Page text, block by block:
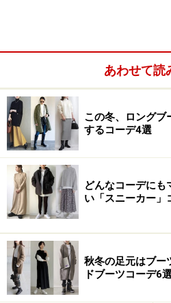
出典：WEAR
ショートブーツにスカートを
せを意識すると、足元に軽さ
ることができて、重たく見え
肌見せが難しいときは、タイツ
こちらのコーデはゆとりのあ
ーのケーブル編みニットに、
クのタイトスカートで、優等
クカラーのショートブーツを
あわせて読
この冬、ロングブ
するコーデ4選
どんなコーデにも
い「スニーカー」
秋冬の足元はブー
ドブーツコーデ6選